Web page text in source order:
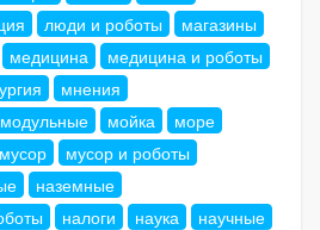
люди и роботы
магазины
медицина
медицина и роботы
мнения
модульные мойка
море
мусор
мусор и роботы
наземные
налоги наука
научные